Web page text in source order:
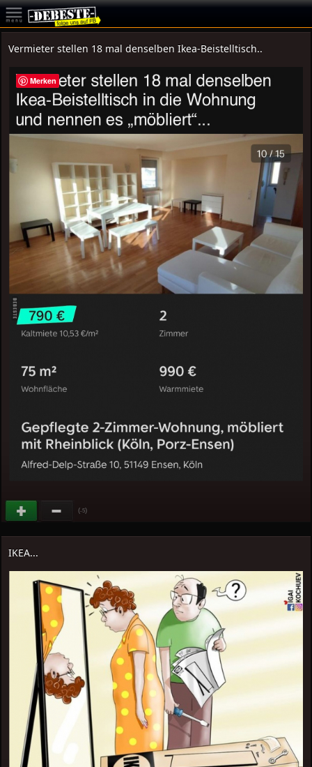
Vermieter stellen 18 mal denselben Ikea-Beistelltisch..
(-5)
IKEA...
Merken